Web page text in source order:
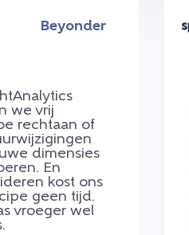
Beyonder
we vrij
rechtaan of
dimensies
En
kost ons
geen tijd.
vroeger wel